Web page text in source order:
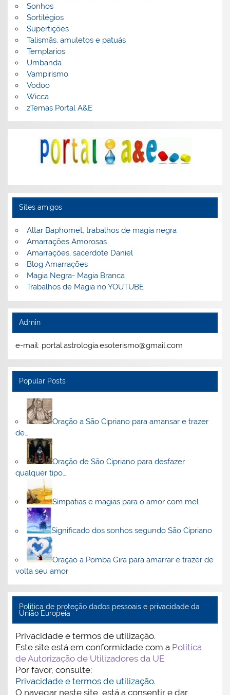
Sonhos
Sortilégios
Supertições
Talismãs, amuletos e patuás
Templarios
Umbanda
Vampirismo
Vodoo
Wicca
zTemas Portal A&E
Sites amigos
Altar Baphomet, trabalhos de magia negra
Amarrações Amorosas
Amarrações, sacerdote Daniel
Blog Amarrações
Magia Negra- Magia Branca
Trabalhos de Magia no YOUTUBE
Admin
e-mail: portal.astrologia.esoterismo@gmail.com
Popular Posts
Oração a São Cipriano para amansar e trazer
de…
Oração de São Cipriano para desfazer
qualquer tipo…
Simpatias e magias para o amor com mel
Significado dos sonhos segundo São Cipriano
Oração a Pomba Gira para amarrar e trazer de
volta seu amor
Politica de proteção dados pessoais e privacidade da
União Europeia
Privacidade e termos de utilização.
Este site está em conformidade com a Política
de Autorização de Utilizadores da UE
Por favor, consulte:
Privacidade e termos de utilização.
O navegar neste site, está a consentir e dar